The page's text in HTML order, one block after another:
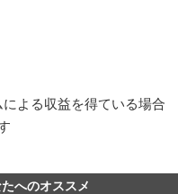
よる収益を得ている場合
へのオススメ